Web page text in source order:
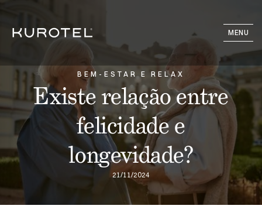
MENU
BEM-ESTAR E RELAX
Existe relação entre
felicidade e
longevidade?
21/11/2024